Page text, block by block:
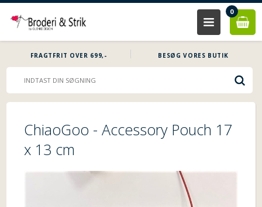
0
FRAGTFRIT OVER 699,- BESØG VORES BUTIK
ChiaoGoo - Accessory Pouch 17
x 13 cm